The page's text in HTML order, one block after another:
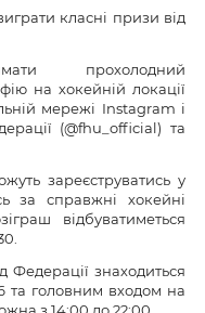
класні призи від
прохолодний
на хокейній локації
мережі Instagram і
(@fhu_official) та
зареєструватись у
за справжні хокейні
відбуватиметься
Федерації знаходиться
головним входом на